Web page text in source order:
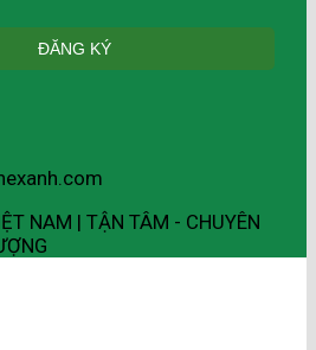
NAM | TẬN TÂM - CHUYÊN